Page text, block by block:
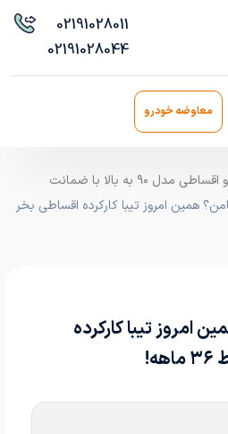
02191028011
02191028044
معاوضه خودرو
خودرو شاپ، خرید و فروش خودرو اقساطی مدل ۹۰ به بالا با ضمانت
همین امروز تیبا کارکرده اقساطی بخر
امروز تیبا کارکرده